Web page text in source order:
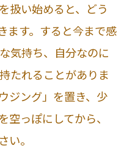
扱い始めると、どう
ます。すると今まで感
気持ち、自分なのに
たれることがありま
ジング」を置き、少
空っぽにしてから、
い。